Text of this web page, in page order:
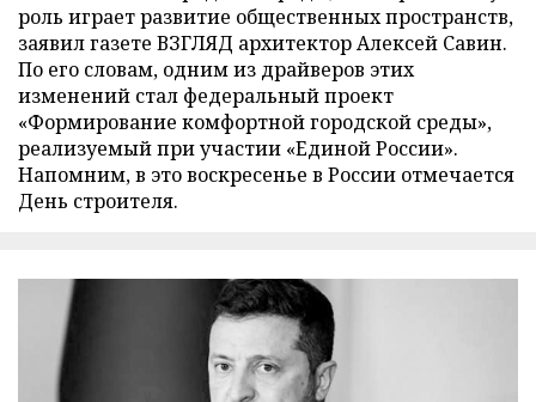
роль играет развитие общественных пространств,
заявил газете ВЗГЛЯД архитектор Алексей Савин.
По его словам, одним из драйверов этих
изменений стал федеральный проект
«Формирование комфортной городской среды»,
реализуемый при участии «Единой России».
Напомним, в это воскресенье в России отмечается
День строителя.